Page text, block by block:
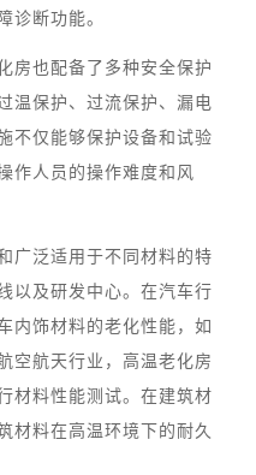
诊断功能。
房也配备了多种安全保护
温保护、过流保护、漏电
不仅能够保护设备和试验
作人员的操作难度和风
广泛适用于不同材料的特
以及研发中心。在汽车行
内饰材料的老化性能，如
空航天行业，高温老化房
材料性能测试。在建筑材
材料在高温环境下的耐久